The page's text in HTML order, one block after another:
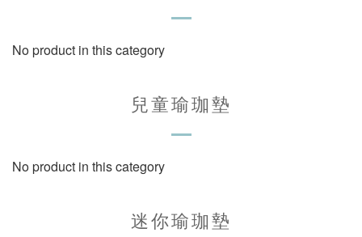
No product in this category
兒童瑜珈墊
No product in this category
迷你瑜珈墊